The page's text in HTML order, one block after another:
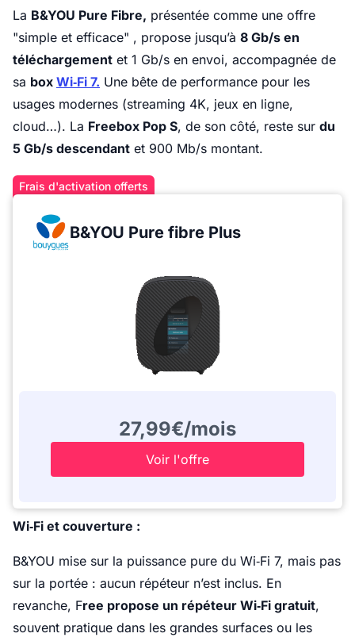
La B&YOU Pure Fibre, présentée comme une offre
"simple et efficace" , propose jusqu’à 8 Gb/s en
téléchargement et 1 Gb/s en envoi, accompagnée de
sa box Wi‑Fi 7. Une bête de performance pour les
usages modernes (streaming 4K, jeux en ligne,
cloud…). La Freebox Pop S, de son côté, reste sur du
5 Gb/s descendant et 900 Mb/s montant.
Frais d'activation offerts
B&YOU Pure fibre Plus
27,99€/mois
Voir l'offre
Wi‑Fi et couverture :
B&YOU mise sur la puissance pure du Wi‑Fi 7, mais pas
sur la portée : aucun répéteur n’est inclus. En
revanche, Free propose un répéteur Wi‑Fi gratuit,
souvent pratique dans les grandes surfaces ou les